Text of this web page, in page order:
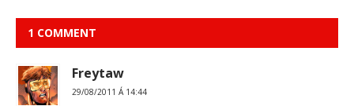
1 COMMENT
Freytaw
29/08/2011 Á 14:44